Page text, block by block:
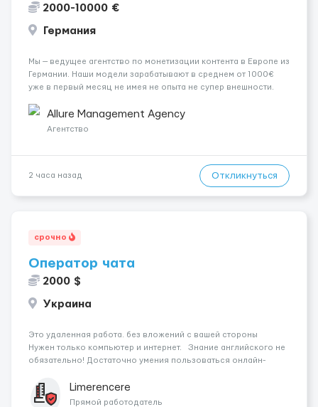
2000-10000 €
Германия
Мы — ведущее агентство по монетизации контента в Европе из
Германии. Наши модели зарабатывают в среднем от 1000€
уже в первый месяц не имея не опыта не супер внешности.
города мира, начинающих и с опытом. Что мы предлаг...
Allure Management Agency
Агентство
2 часа назад Откликнуться
срочно
Оператор чата
2000 $
Украина
Это удаленная работа. без вложений с вашей стороны
Нужен только компьютер и интернет. Знание английского не
обязательно! Достаточно умения пользоваться онлайн-
задача: Общаться с клиентами мужчинами ...
Limerencere
Прямой работодатель